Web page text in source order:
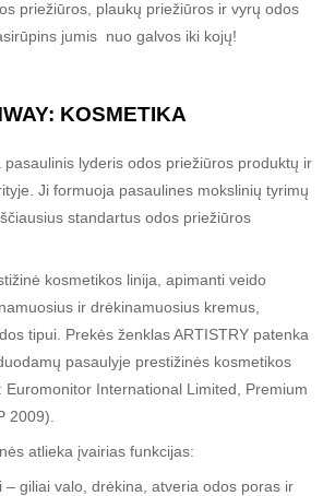
priežiūros, plaukų priežiūros ir vyrų odos
jumis nuo galvos iki kojų!
KOSMETIKA
pasaulinis lyderis odos priežiūros produktų ir
Ji formuoja pasaulines mokslinių tyrimų
standartus odos priežiūros
kosmetikos linija, apimanti veido
ir drėkinamuosius kremus,
tipui. Prekės ženklas ARTISTRY patenka
pasaulyje prestižinės kosmetikos
Euromonitor International Limited, Premium
2009).
atlieka įvairias funkcijas:
– giliai valo, drėkina, atveria odos poras ir